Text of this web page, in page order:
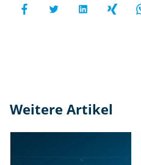
Weitere Artikel